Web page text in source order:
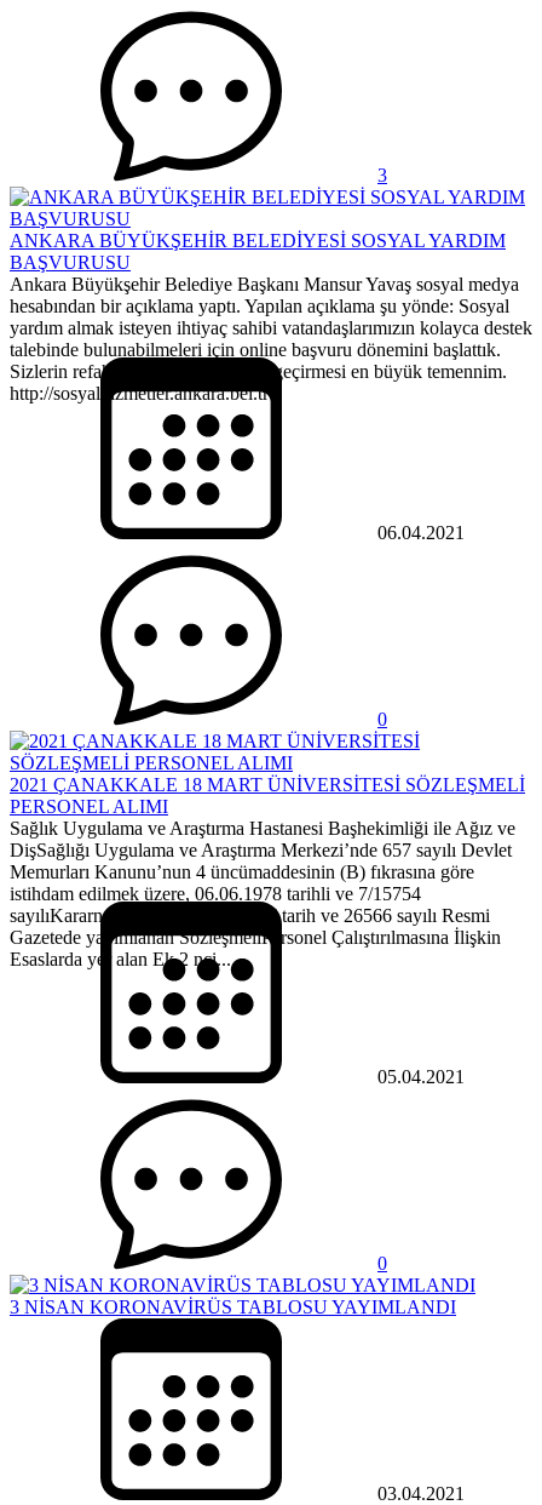
3
ANKARA BÜYÜKŞEHİR BELEDİYESİ SOSYAL YARDIM
BAŞVURUSU
Ankara Büyükşehir Belediye Başkanı Mansur Yavaş sosyal medya
hesabından bir açıklama yaptı. Yapılan açıklama şu yönde: Sosyal
yardım almak isteyen ihtiyaç sahibi vatandaşlarımızın kolayca destek
talebinde bulunabilmeleri için online başvuru dönemini başlattık.
Sizlerin refah ve huzurlu bir hayat geçirmesi en büyük temennim.
http://sosyalhizmetler.ankara.bel.tr
06.04.2021
0
2021 ÇANAKKALE 18 MART ÜNİVERSİTESİ SÖZLEŞMELİ
PERSONEL ALIMI
Sağlık Uygulama ve Araştırma Hastanesi Başhekimliği ile Ağız ve
DişSağlığı Uygulama ve Araştırma Merkezi’nde 657 sayılı Devlet
Memurları Kanunu’nun 4 üncümaddesinin (B) fıkrasına göre
istihdam edilmek üzere, 06.06.1978 tarihli ve 7/15754
sayılıKararnameye ekli 28.06.2007 tarih ve 26566 sayılı Resmi
Gazetede yayımlanan SözleşmeliPersonel Çalıştırılmasına İlişkin
Esaslarda yer alan Ek 2 nci...
05.04.2021
0
3 NİSAN KORONAVİRÜS TABLOSU YAYIMLANDI
03.04.2021